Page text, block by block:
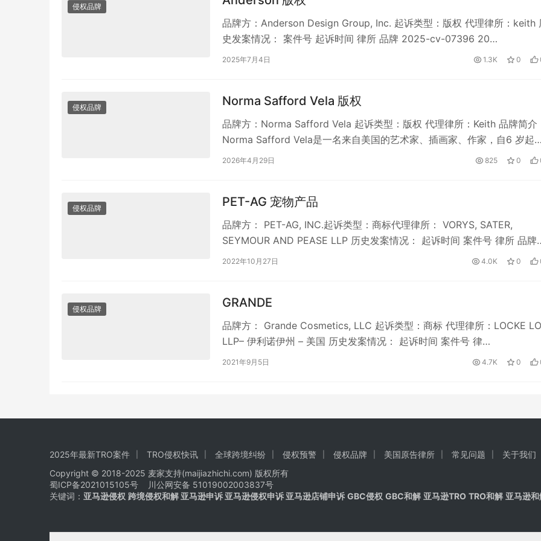
侵权品牌
品牌方：Anderson Design Group, Inc. 起诉类型：版权 代理律所：keith
史发案情况： 案件号 起诉时间 律所 品牌 2025-cv-07396 20…
2025年7月4日 1.3K 0
侵权品牌 Norma Safford Vela 版权
品牌方：Norma Safford Vela 起诉类型：版权 代理律所：Keith 品牌简介
Norma Safford Vela是一名来自美国的艺术家、插画家、作家，自6 岁起…
2026年4月29日 825 0
侵权品牌 PET-AG 宠物产品
品牌方： PET-AG, INC.起诉类型：商标代理律所： VORYS, SATER,
SEYMOUR AND PEASE LLP 历史发案情况： 起诉时间 案件号 律所 品牌
品…
2022年10月27日 4.0K 0
侵权品牌 GRANDE
品牌方： Grande Cosmetics, LLC 起诉类型：商标 代理律所：LOCKE
LLP– 伊利诺伊州 – 美国 历史发案情况： 起诉时间 案件号 律…
2021年9月5日 4.7K 0
2025年最新TRO案件 TRO侵权快讯 全球跨境纠纷 侵权预警 侵权品牌 美国原告律所 常见问题
关于我们
Copyright © 2018-2025 麦家支持(maijiazhichi.com) 版权所有
蜀ICP备2021015105号
川公网安备 51019002003837号
关键词： 亚马逊侵权 跨境侵权和解 亚马逊申诉 亚马逊侵权申诉 亚马逊店铺申诉 GBC侵权 GBC和解 亚马逊TRO TRO和解 亚马逊和